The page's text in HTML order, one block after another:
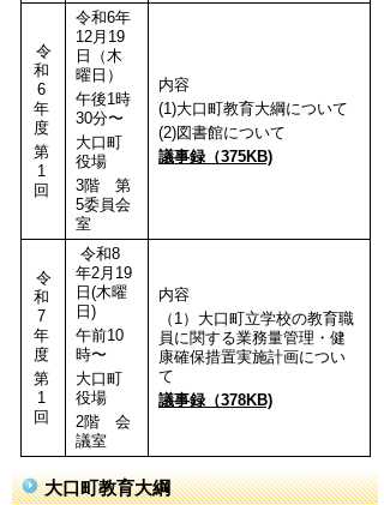
令
和
6
年
度
第
1
回
令和6年
12月19
日（木
曜日）
午後1時
30分〜
大口町
役場
3階 第
5委員会
室
内容
(1)大口町教育大綱について
(2)図書館について
議事録（375KB)
令
和
7
年
度
第
1
回
令和8
年2月19
日(木曜
日)
午前10
時〜
大口町
役場
2階 会
議室
内容
（1）大口町立学校の教育職
員に関する業務量管理・健
康確保措置実施計画につい
て
議事録（378KB)
大口町教育大綱